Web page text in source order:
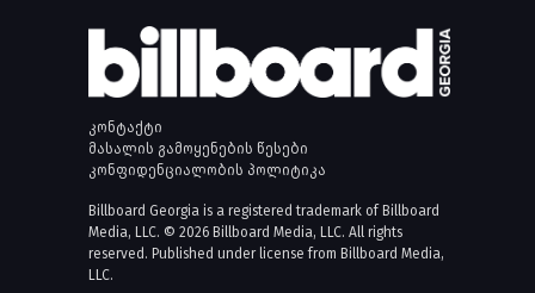
კონტაქტი
მასალის გამოყენების წესები
კონფიდენციალობის პოლიტიკა
Billboard Georgia is a registered trademark of Billboard
Media, LLC. © 2026 Billboard Media, LLC. All rights
reserved. Published under license from Billboard Media,
LLC.